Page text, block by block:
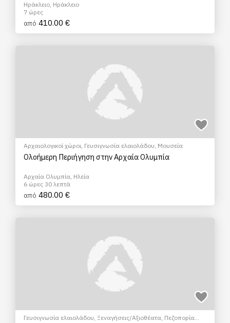
Ηράκλειο, Ηράκλειο
7 ώρες
από 410.00 €
Αρχαιολογικοί χώροι, Γευσιγνωσία ελαιολάδου, Μουσεία
Ολοήμερη Περιήγηση στην Αρχαία Ολυμπία
Αρχαία Ολυμπία, Ηλεία
6 ώρες 30 λεπτά
από 480.00 €
Γευσιγνωσία ελαιολάδου, Ξεναγήσεις/Αξιοθέατα, Πεζοπορία